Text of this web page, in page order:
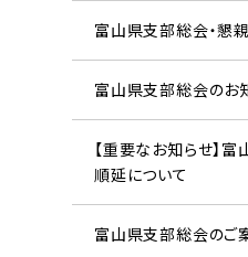
富山県支部総会・懇
富山県支部総会のお
【重要なお知らせ】
順延について
富山県支部総会のご